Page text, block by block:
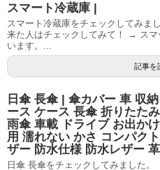
スマート冷蔵庫 |
スマート冷蔵庫をチェックしてみま
来た人はチェックしてみて！ → ス
います。...
記事を
日傘 長傘 | 傘カバー 車 収
ース ケース 長傘 折りたた
雨傘 車載 ドライブ お出か
用 濡れない かさ コンパク
ザー 防水仕様 防水レザー 革
日傘 長傘をチェックしてみました